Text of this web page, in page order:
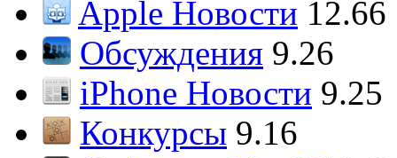
Apple Новости 12.66
Обсуждения 9.26
iPhone Новости 9.25
Конкурсы 9.16